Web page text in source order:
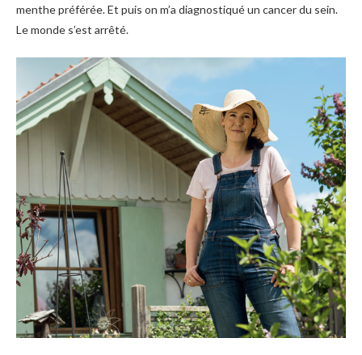
menthe préférée. Et puis on m’a diagnostiqué un cancer du sein.
Le monde s’est arrêté.